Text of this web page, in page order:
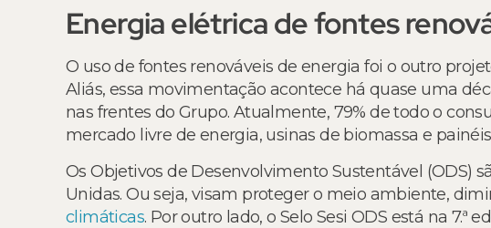
Energia elétrica de fontes
O uso de fontes renováveis de energia foi o outro
Aliás, essa movimentação acontece há quase uma
nas frentes do Grupo. Atualmente, 79% de todo o
mercado livre de energia, usinas de biomassa e
Os Objetivos de Desenvolvimento Sustentável (ODS)
Unidas. Ou seja, visam proteger o meio ambiente,
climáticas. Por outro lado, o Selo Sesi ODS está na 7.ª